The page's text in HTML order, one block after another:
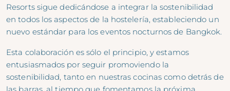
Resortssigue dedicándose a integrar la sostenibilidad
en todos los aspectos de la hostelería, estableciendo un
nuevo estándar para los eventos nocturnos de Bangkok.
Esta colaboración es sólo el principio, y estamos
entusiasmados por seguir promoviendo la
sostenibilidad, tanto en nuestras cocinas como detrás de
las barras, al tiempo que fomentamos la próxima